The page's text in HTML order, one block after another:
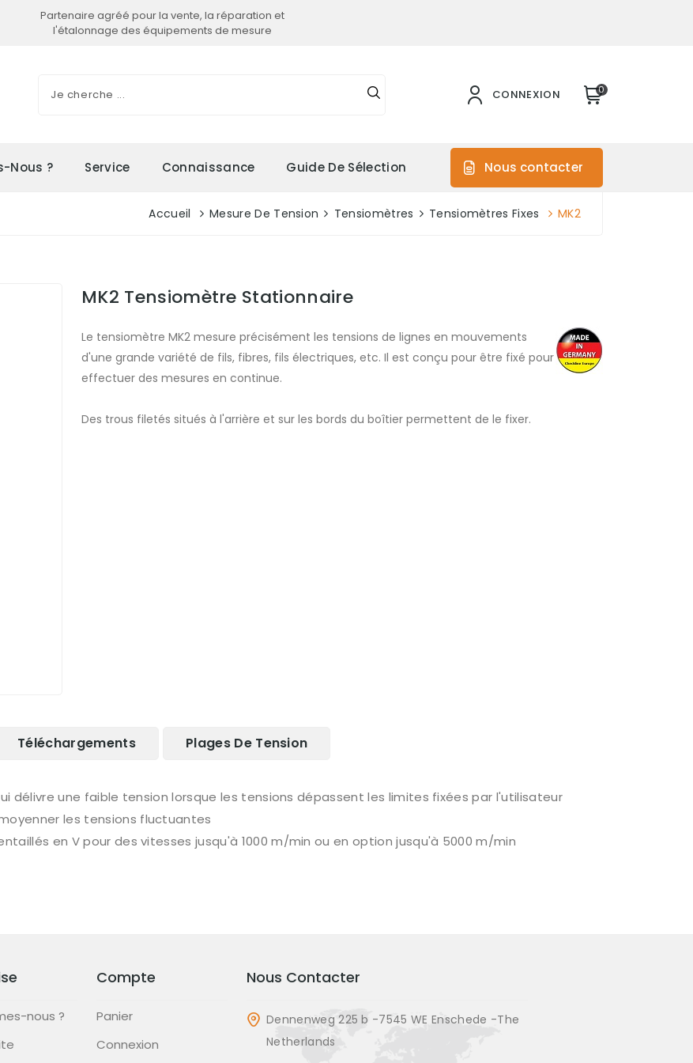
Partenaire agréé pour la vente, la réparation et
l'étalonnage des équipements de mesure
CONNEXION 0
Nous ? Service Connaissance Guide De Sélection Nous contacter
Accueil Mesure De Tension Tensiomètres Tensiomètres Fixes MK2
MK2 Tensiomètre Stationnaire
Le tensiomètre MK2 mesure précisément les tensions de lignes en mouvements
d'une grande variété de fils, fibres, fils électriques, etc. Il est conçu pour être fixé pour
effectuer des mesures en continue.
Des trous filetés situés à l'arrière et sur les bords du boîtier permettent de le fixer.
Téléchargements Plages De Tension
délivre une faible tension lorsque les tensions dépassent les limites fixées par l'utilisateur
les tensions fluctuantes
en V pour des vitesses jusqu'à 1000 m/min ou en option jusqu'à 5000 m/min
nous ?
Compte
Panier
Connexion
Nous Contacter
Dennenweg 225 b -7545 WE Enschede -The
Netherlands